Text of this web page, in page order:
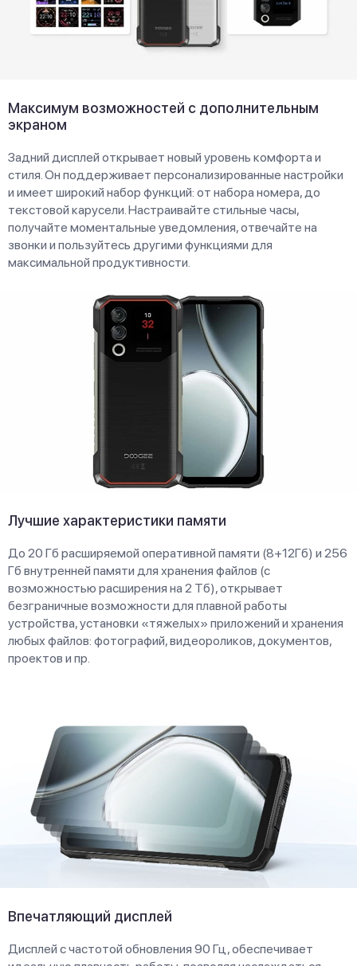
Максимум возможностей с дополнительным
экраном
Задний дисплей открывает новый уровень комфорта и
стиля. Он поддерживает персонализированные настройки
и имеет широкий набор функций: от набора номера, до
текстовой карусели. Настраивайте стильные часы,
получайте моментальные уведомления, отвечайте на
звонки и пользуйтесь другими функциями для
максимальной продуктивности.
Лучшие характеристики памяти
До 20 Гб расширяемой оперативной памяти (8+12Гб) и 256
Гб внутренней памяти для хранения файлов (с
возможностью расширения на 2 Тб), открывает
безграничные возможности для плавной работы
устройства, установки «тяжелых» приложений и хранения
любых файлов: фотографий, видеороликов, документов,
проектов и пр.
Впечатляющий дисплей
Дисплей с частотой обновления 90 Гц, обеспечивает